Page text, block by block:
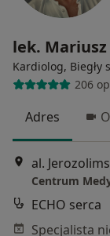
lek.
Kardiolog, Biegły
206
Adres
al.
Centrum
ECHO serca